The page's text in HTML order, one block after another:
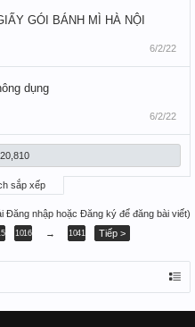
GÓI BÁNH MÌ HÀ NỘI
6/2/22
dụng
6/2/22
sắp xếp
Đăng nhập hoặc Đăng ký để đăng bài viết)
1016 → 1041 Tiếp >